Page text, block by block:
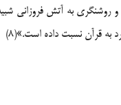
و روشنگری به آتش
قرآن نسبت داده است.»(8)